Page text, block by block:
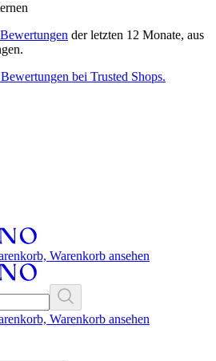
Bewertungen der letzten 12 Monate, aus
bei Trusted Shops.
Warenkorb ansehen
Warenkorb ansehen